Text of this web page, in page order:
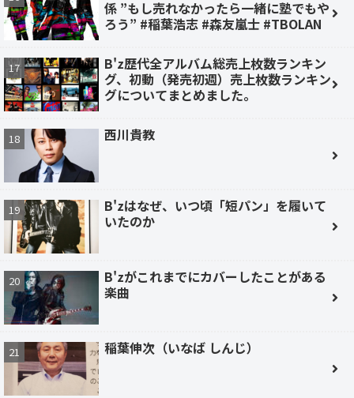
係 ”もし売れなかったら一緒に塾でもや
ろう” #稲葉浩志 #森友嵐士 #TBOLAN
B'z歴代全アルバム総売上枚数ランキン
グ、初動（発売初週）売上枚数ランキン
グについてまとめました。
西川貴教
B'zはなぜ、いつ頃「短パン」を履いて
いたのか
B'zがこれまでにカバーしたことがある
楽曲
稲葉伸次（いなば しんじ）